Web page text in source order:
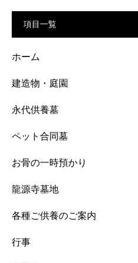
項目一覧
ホーム
建造物・庭園
永代供養墓
ペット合同墓
お骨の一時預かり
龍源寺墓地
各種ご供養のご案内
行事